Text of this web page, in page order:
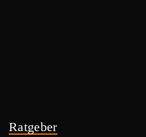
Ratgeber